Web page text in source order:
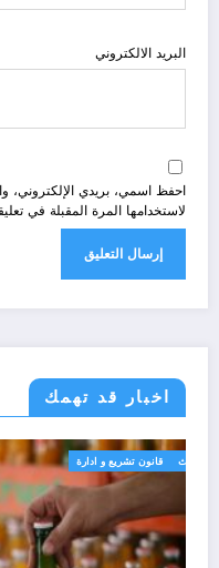
البريد الالكتروني
احفظ اسمي، بريدي الإلكتروني،
لاستخدامها المرة المقبلة في
اخبار قد تهمك
الجزائر الحدث قانون تشريع و ادارة